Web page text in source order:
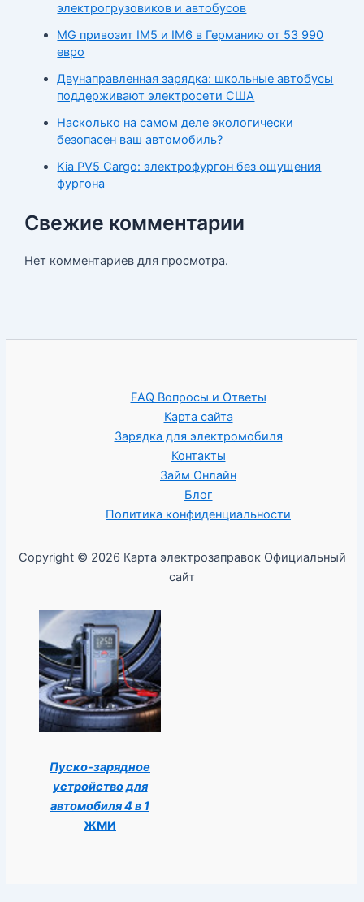
электрогрузовиков и автобусов
MG привозит IM5 и IM6 в Германию от 53 990
евро
Двунаправленная зарядка: школьные автобусы
поддерживают электросети США
Насколько на самом деле экологически
безопасен ваш автомобиль?
Kia PV5 Cargo: электрофургон без ощущения
фургона
Свежие комментарии
Нет комментариев для просмотра.
FAQ Вопросы и Ответы
Карта сайта
Зарядка для электромобиля
Контакты
Займ Онлайн
Блог
Политика конфиденциальности
Copyright © 2026 Карта электрозаправок Официальный
сайт
Пуско-зарядное
устройство для
автомобиля 4 в 1
ЖМИ